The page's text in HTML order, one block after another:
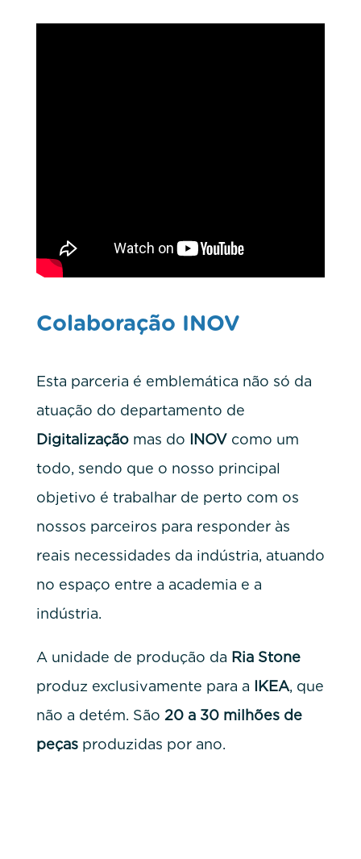
Colaboração INOV
Esta parceria é emblemática não só da
atuação do departamento de
Digitalizaçãomas do INOVcomo um
todo, sendo que o nosso principal
objetivo é trabalhar de perto com os
nossos parceiros para responder às
reais necessidades da indústria, atuando
no espaço entre a academia e a
indústria.
A unidade de produção da Ria Stone
produz exclusivamente para a IKEA, que
não a detém. São 20 a 30 milhões de
peçasproduzidas por ano.